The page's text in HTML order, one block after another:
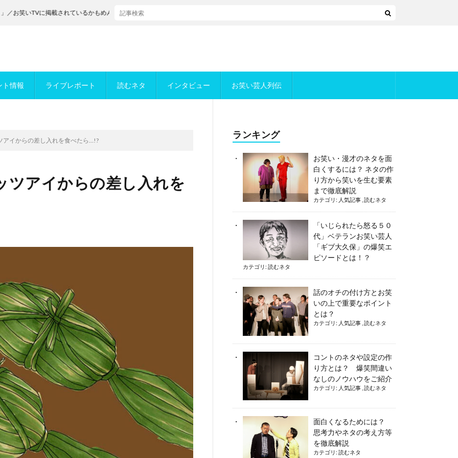
ト情報 ライブレポート 読むネタ インタビュー お笑い芸人列伝
に掲載されているかもめんたるが決勝進出！
アイからの差し入れを食べたら…!?
ツアイからの差し入れを
ランキング
お笑い・漫才のネタを面
白くするには？ ネタの作
り方から笑いを生む要素
まで徹底解説
カテゴリ: 人気記事 読むネタ
「いじられたら怒る５０
代」ベテランお笑い芸人
「ギブ大久保」の爆笑エ
ピソードとは！？
カテゴリ: 読むネタ
話のオチの付け方とお笑
いの上で重要なポイント
とは？
カテゴリ: 人気記事 読むネタ
コントのネタや設定の作
り方とは？ 爆笑間違い
なしのノウハウをご紹介
カテゴリ: 人気記事 読むネタ
面白くなるためには？
思考力やネタの考え方等
を徹底解説
カテゴリ: 読むネタ